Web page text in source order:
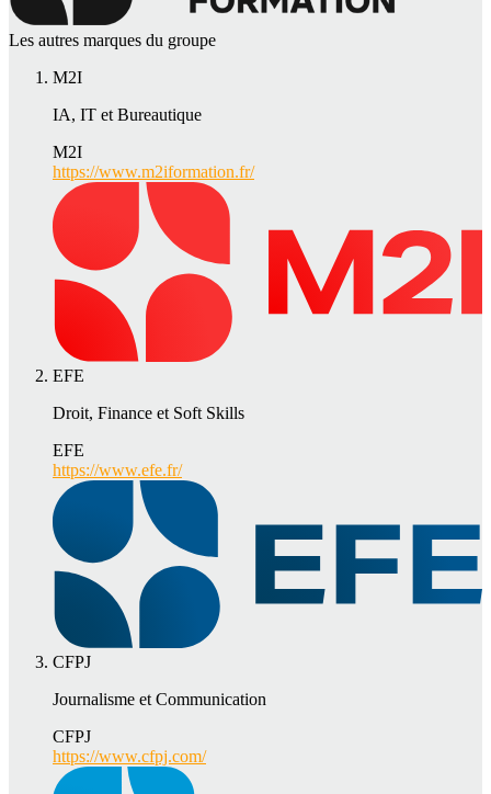
Les autres marques du groupe
M2I
IA, IT et Bureautique
M2I
https://www.m2iformation.fr/
EFE
Droit, Finance et Soft Skills
EFE
https://www.efe.fr/
CFPJ
Journalisme et Communication
CFPJ
https://www.cfpj.com/